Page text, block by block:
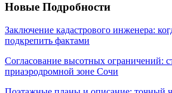
Новые Подробности
Заключение кадастрового инженера:
подкрепить фактами
Согласование высотных ограничений:
приаэродромной зоне Сочи